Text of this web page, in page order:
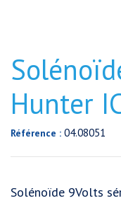
Hunter
Référence : 04.08051
Solénoïde 9Volts